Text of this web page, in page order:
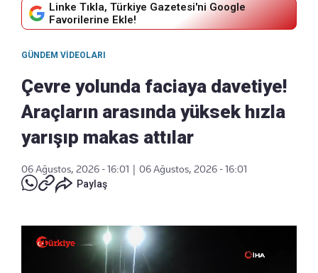
Linke Tıkla, Türkiye Gazetesi'ni Google
Favorilerine Ekle!
GÜNDEM VIDEOLARI
Çevre yolunda faciaya davetiye!
Araçların arasında yüksek hızla
yarışıp makas attılar
06 Ağustos, 2026 - 16:01
06 Ağustos, 2026 - 16:01
Paylaş